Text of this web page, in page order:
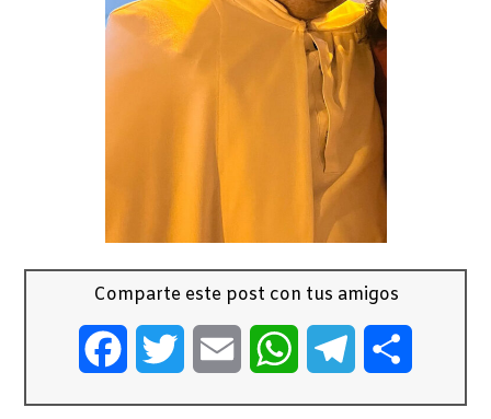
Comparte este post con tus amigos
FacebookTwitter Email WhatsAppTelegram